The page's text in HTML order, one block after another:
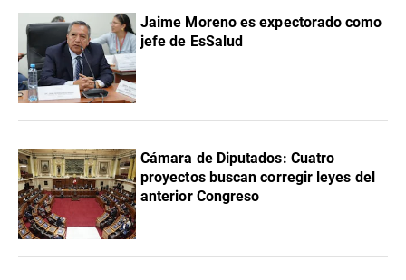
Jaime Moreno es expectorado como
jefe de EsSalud
Cámara de Diputados: Cuatro
proyectos buscan corregir leyes del
anterior Congreso